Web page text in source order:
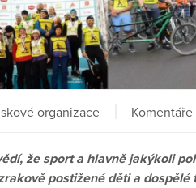
organizace Komentáře
že sport a hlavně jakýkoli
postižené děti a